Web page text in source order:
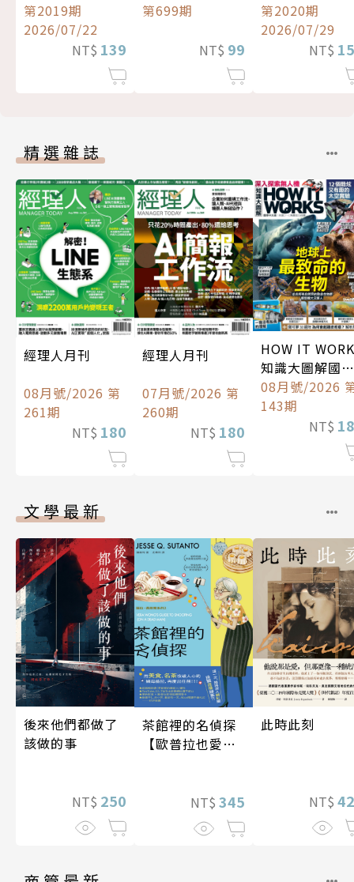
第2019期
2026/07/22
NT$ 139
第699期
NT$ 99
第2020期
2026/07/29
NT$
精選雜誌
經理人月刊
08月號/2026 第
261期
NT$ 180
經理人月刊
07月號/2026 第
260期
NT$ 180
HOW IT
知識大圖解國際
中文版
08月號/2026
143期
NT$
文學最新
後來他們都做了
該做的事
NT$ 250
茶館裡的名偵探
【歐普拉也愛！
《茶館裡的嫌疑
人》續作】
NT$ 345
此時此刻
NT$